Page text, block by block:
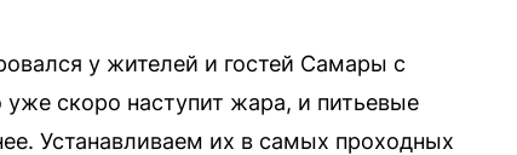
у жителей и гостей Самары с
скоро наступит жара, и питьевые
Устанавливаем их в самых проходных